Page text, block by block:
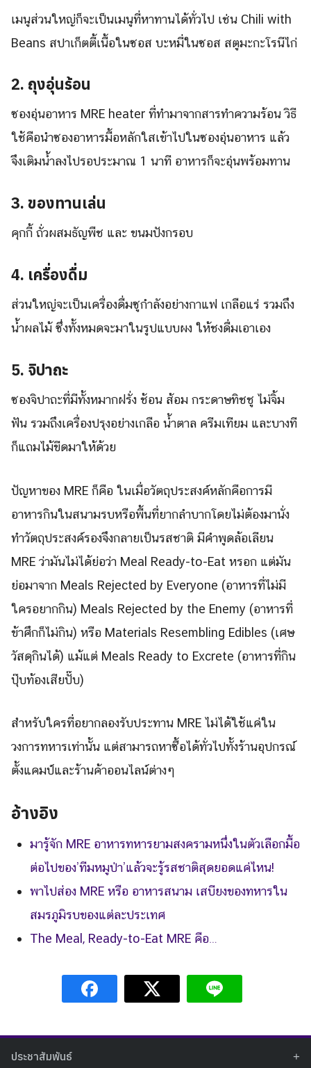
Search
for:
เมนูส่วนใหญ่ก็จะเป็นเมนูที่หาทานได้ทั่วไป เช่น Chili with
Beans สปาเก็ตตี้เนื้อในซอส บะหมี่ในซอส สตูมะกะโรนีไก่
2. ถุงอุ่นร้อน
ซองอุ่นอาหาร MRE heater ที่ทำมาจากสารทำความร้อน วิธี
ใช้คือนำซองอาหารมื้อหลักใสเข้าไปในซองอุ่นอาหาร แล้ว
จึงเติมน้ำลงไปรอประมาณ 1 นาที อาหารก็จะอุ่นพร้อมทาน
3. ของทานเล่น
คุกกี้ ถั่วผสมธัญพืช และ ขนมปังกรอบ
4. เครื่องดื่ม
ส่วนใหญ่จะเป็นเครื่องดื่มซูกำลังอย่างกาแฟ เกลือแร่ รวมถึง
น้ำผลไม้ ซึ่งทั้งหมดจะมาในรูปแบบผง ให้ชงดื่มเอาเอง
5. จิปาถะ
ซองจิปาถะที่มีทั้งหมากฝรั่ง ช้อน ส้อม กระดาษทิชชู ไม่จิ้ม
ฟัน รวมถึงเครื่องปรุงอย่างเกลือ น้ำตาล ครีมเทียม และบางที
ก็แถมไม้ขีดมาให้ด้วย
ปัญหาของ MRE ก็คือ ในเมื่อวัตถุประสงค์หลักคือการมี
อาหารกินในสนามรบหรือพื้นที่ยากลำบากโดยไม่ต้องมานั่ง
ทำวัตถุประสงค์รองจึงกลายเป็นรสชาติ มีคำพูดล้อเลียน
MRE ว่ามันไม่ได้ย่อว่า Meal Ready-to-Eat หรอก แต่มัน
ย่อมาจาก Meals Rejected by Everyone (อาหารที่ไม่มี
ใครอยากกิน) Meals Rejected by the Enemy (อาหารที่
ข้าศึกก็ไม่กิน) หรือ Materials Resembling Edibles (เศษ
วัสดุกินได้) แม้แต่ Meals Ready to Excrete (อาหารที่กิน
ปุ๊บท้องเสียปั๊บ)
สำหรับใครที่อยากลองรับประทาน MRE ไม่ได้ใช้แค่ใน
วงการทหารเท่านั้น แต่สามารถหาซื้อได้ทั่วไปทั้งร้านอุปกรณ์
ตั้งแคมป์และร้านค้าออนไลน์ต่างๆ
อ้างอิง
มารู้จัก MRE อาหารทหารยามสงครามหนึ่งในตัวเลือกมื้อ
ต่อไปของ’ทีมหมูป่า’แล้วจะรู้รสชาติสุดยอดแค่ไหน!
พาไปส่อง MRE หรือ อาหารสนาม เสบียงของทหารใน
สมรภูมิรบของแต่ละประเทศ
The Meal, Ready-to-Eat MRE คือ…
ประชาสัมพันธ์